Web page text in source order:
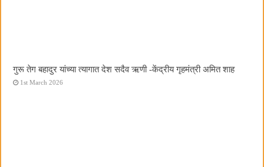
गुरू तेग बहादुर यांच्या त्यागात देश सदैव ऋणी -केंद्रीय गृहमंत्री अमित शाह
1st March 2026